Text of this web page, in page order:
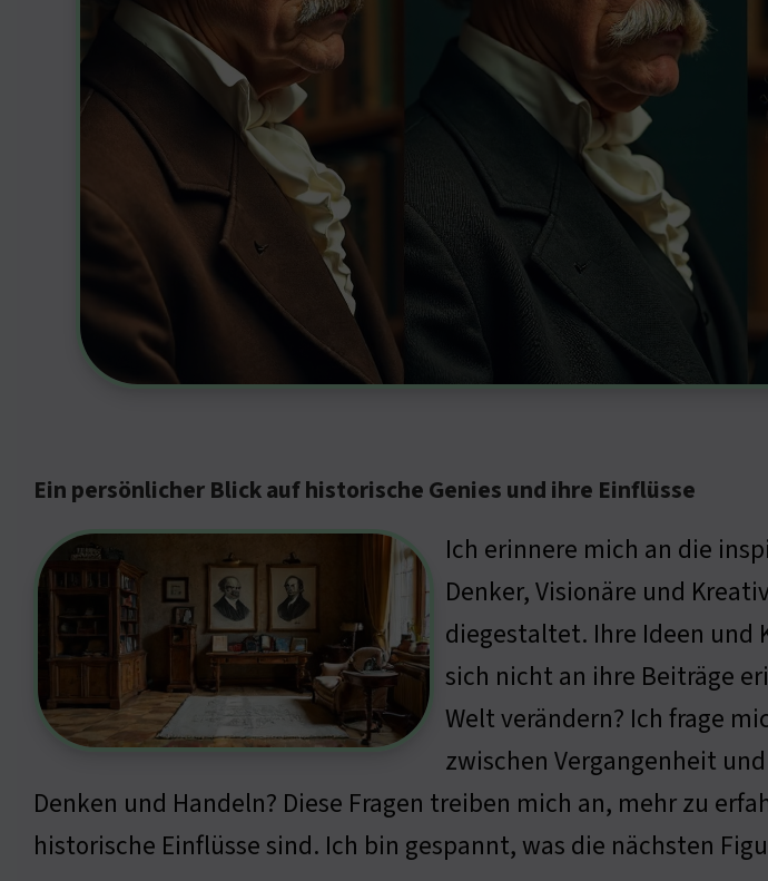
Ein persönlicher Blick auf historische Genies und ihre Einflüsse
Ich erinnere mich an die
Denker, Visionäre und
diegestaltet. Ihre Ideen und
sich nicht an ihre Beiträge
Welt verändern? Ich frage
zwischen Vergangenheit
Denken und Handeln? Diese Fragen treiben mich an, mehr zu
historische Einflüsse sind. Ich bin gespannt, was die nächsten